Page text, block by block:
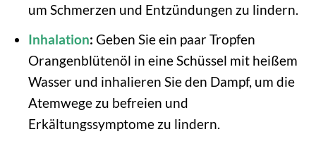
um Schmerzen und Entzündungen zu lindern.
Inhalation: Geben Sie ein paar Tropfen
Orangenblütenöl in eine Schüssel mit heißem
Wasser und inhalieren Sie den Dampf, um die
Atemwege zu befreien und
Erkältungssymptome zu lindern.